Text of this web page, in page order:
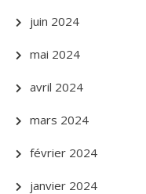
juin 2024
mai 2024
avril 2024
mars 2024
février 2024
janvier 2024